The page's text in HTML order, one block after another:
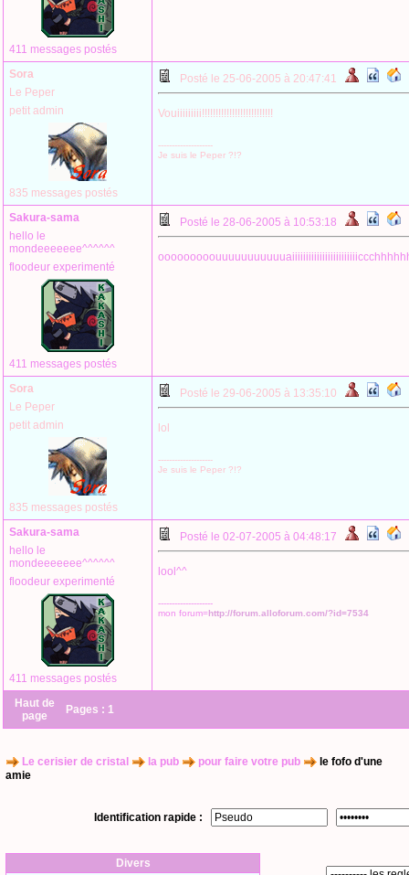
411 messages postés
Sora
Le Peper
petit admin
835 messages postés
Posté le 25-06-2005 à 20:47:41
Vouiiiiiiiii!!!!!!!!!!!!!!!!!!!!!!!!!!
--------------------
Je suis le Peper ?!?
Sakura-sama
hello le
mondeeeeeee^^^^^^
floodeur experimenté
411 messages postés
Posté le 28-06-2005 à 10:53:18
Sora
Le Peper
petit admin
835 messages postés
Posté le 29-06-2005 à 13:35:10
lol
--------------------
Je suis le Peper ?!?
Sakura-sama
hello le
mondeeeeeee^^^^^^
floodeur experimenté
411 messages postés
Posté le 02-07-2005 à 04:48:17
lool^^
--------------------
mon forum=http://forum.alloforum.com/?id=7534
Haut de
page
Pages : 1
Le cerisier de cristal la pub pour faire votre pub
le fofo d'une
amie
Identification rapide :
Divers